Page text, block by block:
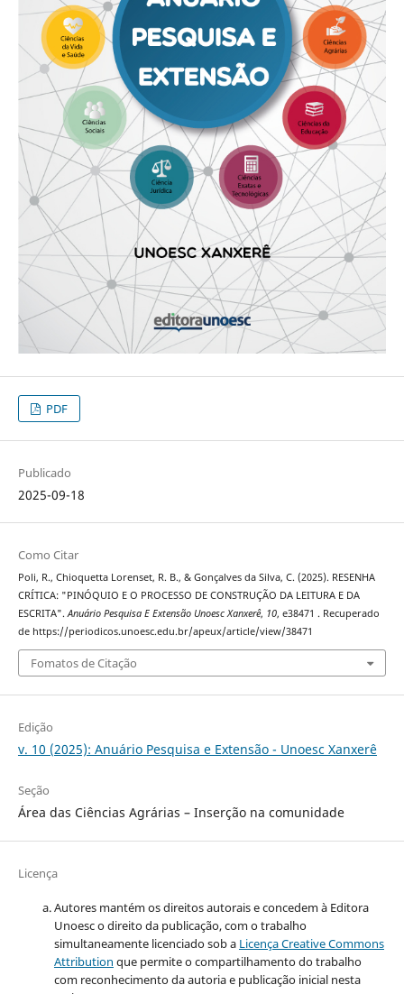
PDF
Publicado
2025-09-18
Como Citar
Poli, R., Chioquetta Lorenset, R. B., & Gonçalves da Silva, C. (2025). RESENHA
CRÍTICA: "PINÓQUIO E O PROCESSO DE CONSTRUÇÃO DA LEITURA E DA
ESCRITA".Anuário Pesquisa E Extensão Unoesc Xanxerê, 10, e38471 . Recuperado
de https://periodicos.unoesc.edu.br/apeux/article/view/38471
Fomatos de Citação
Edição
v. 10 (2025): Anuário Pesquisa e Extensão - Unoesc Xanxerê
Seção
Área das Ciências Agrárias – Inserção na comunidade
Licença
Autores mantém os direitos autorais e concedem à Editora
Unoesc o direito da publicação, com o trabalho
simultaneamente licenciado sob a Licença Creative Commons
Attribution que permite o compartilhamento do trabalho
com reconhecimento da autoria e publicação inicial nesta